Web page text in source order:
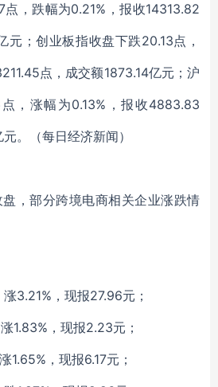
，跌幅为0.21%，报收14313.82
元；创业板指收盘下跌20.13点，
点，成交额1873.14亿元；沪
，涨幅为0.13%，报收4883.83
。
（每日经济新闻）
，部分跨境电商相关企业涨跌情
3.21%，现报27.96元；
1.83%，现报2.23元；
，现报6.17元；